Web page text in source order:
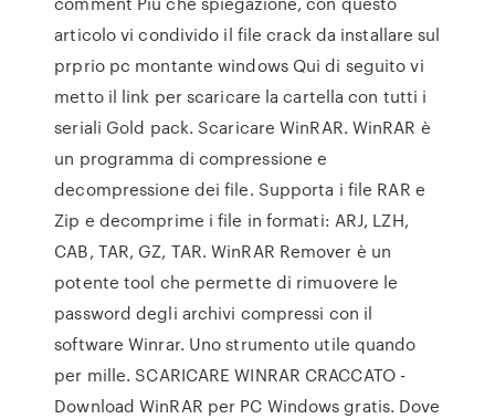
articolo vi condivido il file crack da installare sul
prprio pc montante windows Qui di seguito vi
metto il link per scaricare la cartella con tutti i
seriali Gold pack. Scaricare WinRAR. WinRAR è
un programma di compressione e
decompressione dei file. Supporta i file RAR e
Zip e decomprime i file in formati: ARJ, LZH,
CAB, TAR, GZ, TAR. WinRAR Remover è un
potente tool che permette di rimuovere le
password degli archivi compressi con il
software Winrar. Uno strumento utile quando
per mille. SCARICARE WINRAR CRACCATO -
Download WinRAR per PC Windows gratis. Dove